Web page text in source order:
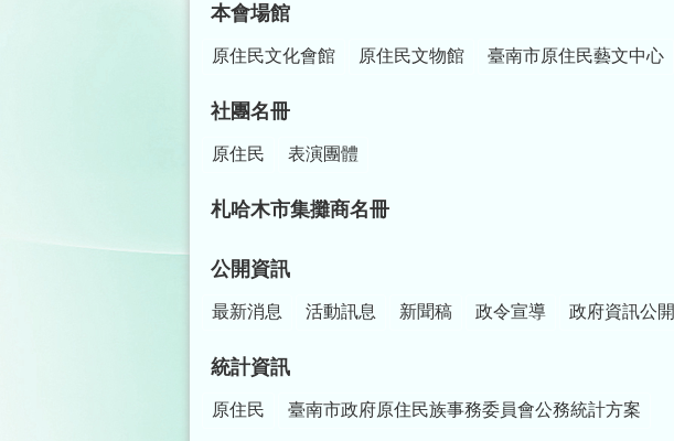
本會場館
原住民文化會館 原住民文物館 臺南市原住民藝文中心
社團名冊
原住民 表演團體
札哈木市集攤商名冊
公開資訊
最新消息 活動訊息 新聞稿 政令宣導 政府資訊公開
統計資訊
原住民 臺南市政府原住民族事務委員會公務統計方案